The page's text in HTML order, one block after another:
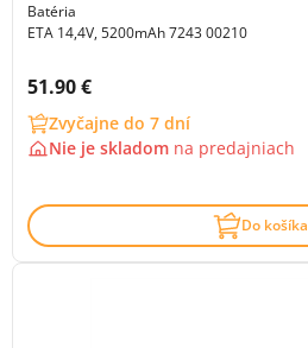
Batéria
ETA 14,4V, 5200mAh 7243 00210
Cena s DPH:
51.90 €
Zvyčajne do 7 dní
Nie je skladom na predajniach
Do košíka